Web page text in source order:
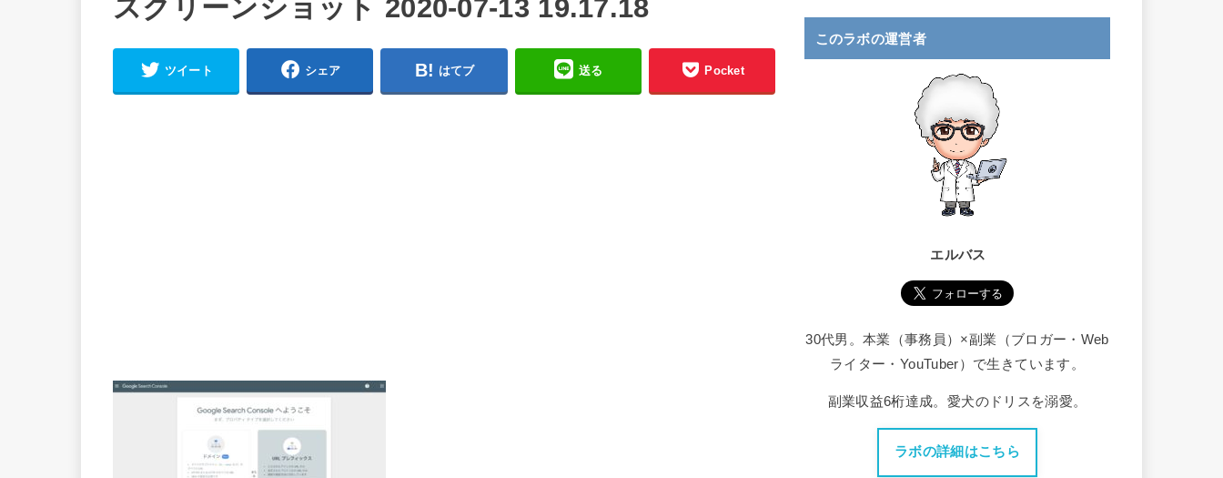
スクリーンショット 2020-07-13 19.17.18
ツイート シェア はてブ 送る Pocket
このラボの運営者
エルバス
30代男。本業（事務員）×副業（ブロガー・Web
ライター・YouTuber）で生きています。
副業収益6桁達成。愛犬のドリスを溺愛。
ラボの詳細はこちら